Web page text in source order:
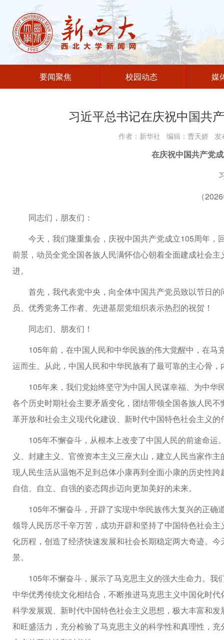
要闻聚焦 校园动态 媒
习近平总书记在庆祝中国共
作者：新华社 编辑：曹天娇
在庆祝中国共产党
（
同志们，朋友们：
今天，我们隆重集会，庆祝中国共产党成立105周年
前景，动员全党全国各族人民满怀信心朝着全面建成社会
进。
首先，我代表党中央，向全体中国共产党员致以节日
员、优秀党务工作者、先进基层党组织表示热烈的祝贺！
同志们、朋友们！
105年前，在中国人民和中华民族的伟大觉醒中，在
运而生。从此，中国人民和中华民族有了最可靠的主心骨
105年来，我们党始终坚守为中国人民谋幸福、为中
各个历史时期社会主要矛盾变化，团结带领全国各族人民
革开放和社会主义现代化建设、新时代中国特色社会主义
105年不懈奋斗，从根本上改变了中国人民的前途命
义、封建主义、官僚资本主义三座大山，建立人民当家作
现人民生活从温饱不足到总体小康再到全面小康的历史性
自信、自立、自强的姿态阔步迈向更加美好的未来。
105年不懈奋斗，开辟了实现中华民族伟大复兴的正
领导人民历尽千辛万苦，成功开辟和坚持了中国特色社会
化历程，创造了经济快速发展和社会长期稳定两大奇迹。
景。
105年不懈奋斗，展示了马克思主义的强大生命力。
中华优秀传统文化相结合，不断推进马克思主义中国化时
科学发展观、新时代中国特色社会主义思想，极大丰富和
和旺盛活力，充分检验了马克思主义的科学性和真理性，